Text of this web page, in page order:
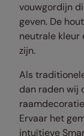
vouwgordijn
geven. De
neutrale kleur
zijn.
Als
dan raden wij
Ervaar het
intuïtieve